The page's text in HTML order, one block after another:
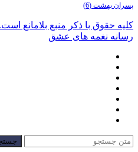
پسران بهشت (6)
کلیه حقوق با ذکر منبع بلامانع
رسانه نغمه های عشق